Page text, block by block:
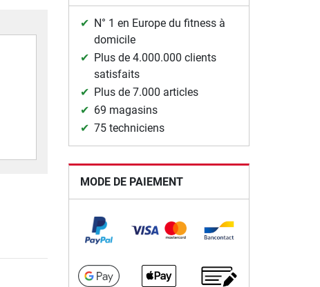
N° 1 en Europe du fitness à
domicile
Plus de 4.000.000 clients
satisfaits
Plus de 7.000 articles
69 magasins
75 techniciens
MODE DE PAIEMENT